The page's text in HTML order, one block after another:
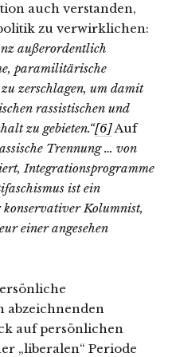
auch verstanden,
zu verwirklichen:
außerordentlich
paramilitärische
zerschlagen, um damit
rassistischen und
zu gebieten.“[6]Auf
Trennung … von
Integrationsprogramme
ist ein
Kolumnist,
einer angesehen
abzeichnenden
auf persönlichen
„liberalen“ Periode